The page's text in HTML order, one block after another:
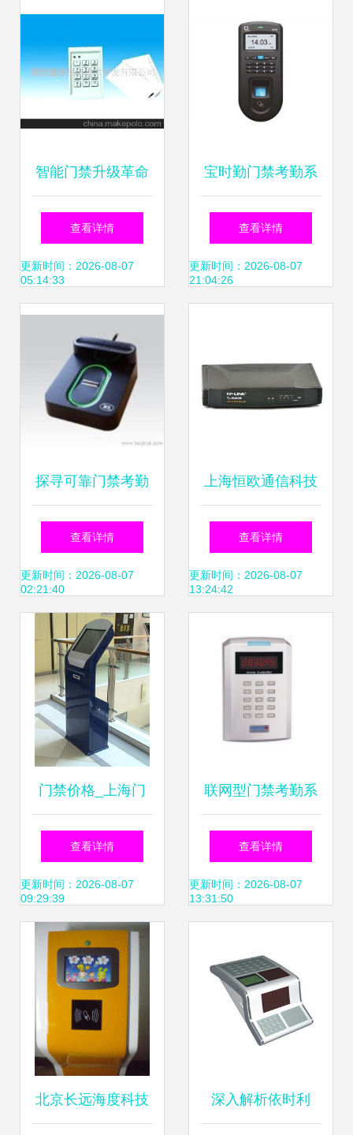
智能门禁升级革命
解锁苏浙沪皖闽赣
远程管控新体验，
高效系统深度起底
查看详情
更新时间：2026-08-07
05:14:33
宝时勤门禁考勤系
统全方位解析 报
价、性能与用户体
查看详情
更新时间：2026-08-07
21:04:26
探寻可靠门禁考勤
器材与系统 批发厂
家直供下的品牌典
范
查看详情
更新时间：2026-08-07
02:21:40
上海恒欧通信科技
门禁考勤与智能安
全一体化解决方案
查看详情
更新时间：2026-08-07
13:24:42
门禁价格_上海门
禁系统安装维护_
上海闵行区门禁生
产供应商_其他门
禁考勤器材及系统
尽在搜了网
查看详情
更新时间：2026-08-07
09:29:39
联网型门禁考勤系
统的优势与应用分
析——以川良九正
查看详情
更新时间：2026-08-07
13:31:50
北京长远海度科技 深入解析依时利